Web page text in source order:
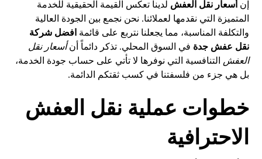
إن أسعار نقل العفش لدينا تعكس القيمة الحقيقية للخدمة
المتميزة التي نقدمها لعملائنا. نحن نجمع بين الجودة العالية
والتكلفة المناسبة، مما يجعلنا نتربع على قائمة افضل شركة
نقل عفش جدة في السوق المحلي. تذكر دائماً أنأسعار نقل
العفش التنافسية التي نوفرها لا تأتي على حساب جودة الخدمة،
بل هي جزء من فلسفتنا في كسب ثقتكم الدائمة.
خطوات عملية نقل العفش
الاحترافية